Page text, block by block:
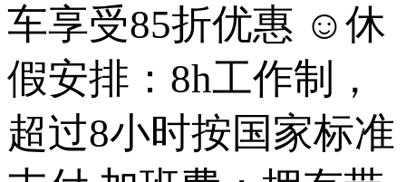
车享受85折优惠 ☺休
假安排：8h工作制，
超过8小时按国家标准